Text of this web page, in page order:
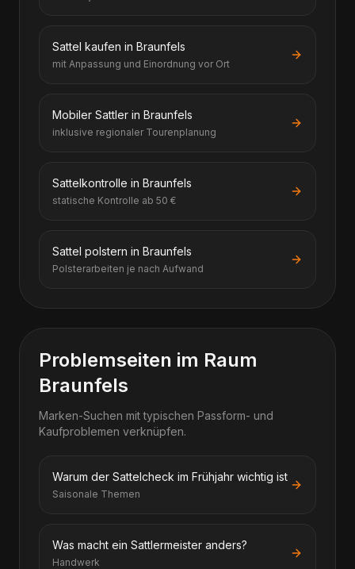
Sattel kaufen in Braunfels
mit Anpassung und Einordnung vor Ort
Mobiler Sattler in Braunfels
inklusive regionaler Tourenplanung
Sattelkontrolle in Braunfels
statische Kontrolle ab 50 €
Sattel polstern in Braunfels
Polsterarbeiten je nach Aufwand
Problemseiten im Raum
Braunfels
Marken-Suchen mit typischen Passform- und
Kaufproblemen verknüpfen.
Warum der Sattelcheck im Frühjahr wichtig ist
Saisonale Themen
Was macht ein Sattlermeister anders?
Handwerk